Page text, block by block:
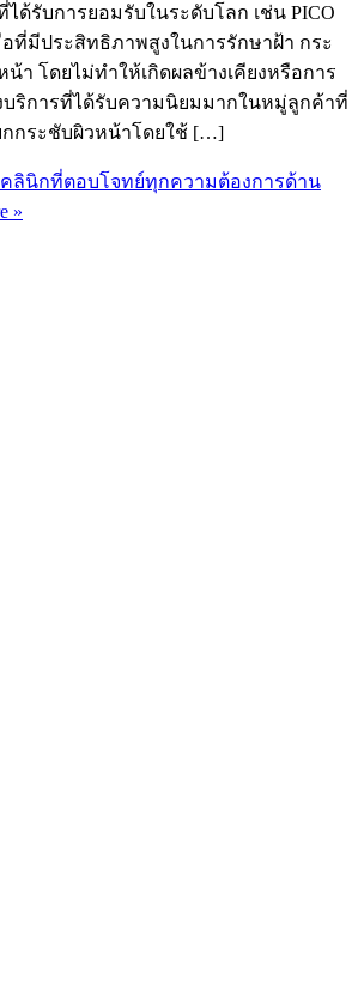
ด้รับการยอมรับในระดับโลก เช่น PICO
อที่มีประสิทธิภาพสูงในการรักษาฝ้า กระ
า โดยไม่ทำให้เกิดผลข้างเคียงหรือการ
การที่ได้รับความนิยมมากในหมู่ลูกค้าที่
กกระชับผิวหน้าโดยใช้ […]
คลินิกที่ตอบโจทย์ทุกความต้องการด้าน
»